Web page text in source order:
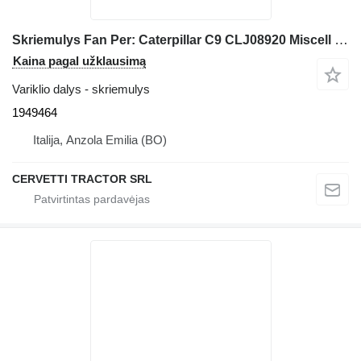
Skriemulys Fan Per: Caterpillar C9 CLJ08920 Miscell 1949464 statybinės technikos Caterpillar
Kaina pagal užklausimą
Variklio dalys - skriemulys
1949464
Italija, Anzola Emilia (BO)
CERVETTI TRACTOR SRL